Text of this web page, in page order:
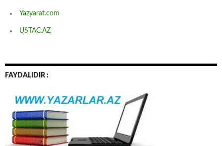
Yazyarat.com
USTAC.AZ
FAYDALIDIR :